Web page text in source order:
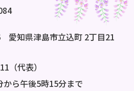
愛知県津島市立込町 2丁目21
（代表）
から午後5時15分まで